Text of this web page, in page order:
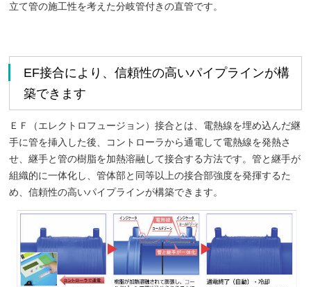
立て管の施工性を考えた分岐管付きの直管です。
EF接合により、信頼性の高いパイプラインが構
築できます
ＥＦ（エレクトロフュージョン）接合とは、電熱線を埋め込んだ継
手に管を挿入した後、コントローラから通電して電熱線を発熱さ
せ、継手と管の樹脂を加熱溶融して接合する方法です。管と継手が
組織的に一体化し、管体部と同等以上の接合部強度を発揮するた
め、信頼性の高いパイプラインが構築できます。